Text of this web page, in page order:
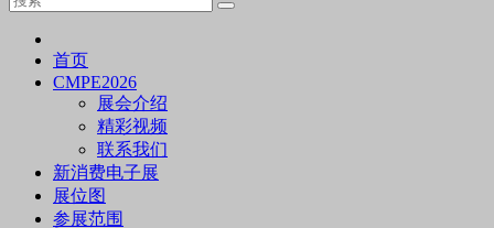
首页
CMPE2026
展会介绍
精彩视频
联系我们
新消费电子展
展位图
参展范围